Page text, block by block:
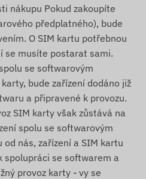
nákupu Pokud zakoupíte
předplatného), bude
O SIM kartu potřebnou
se musíte postarat sami.
se softwarovým
bude zařízení dodáno již
a připravené k provozu.
SIM karty však zůstává na
spolu se softwarovým
nás, zařízení a SIM kartu
spolupráci se softwarem a
provoz karty - vy se